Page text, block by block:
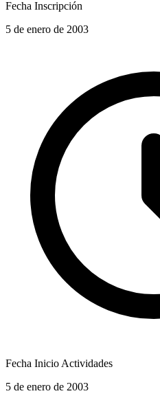
Fecha Inscripción
5 de enero de 2003
Fecha Inicio Actividades
5 de enero de 2003